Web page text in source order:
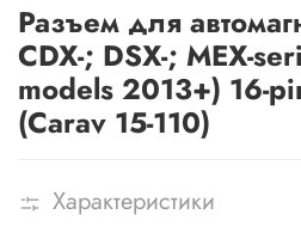
Разъем для
CDX-; DSX-; MEX-
models 2013+) 16-
(Carav 15-110)
Характеристики